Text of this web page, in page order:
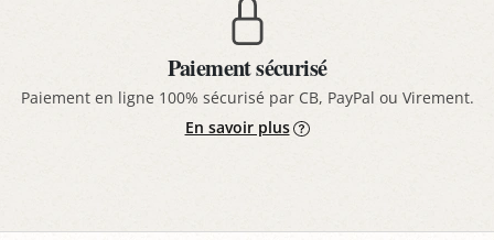
Paiement sécurisé
Paiement en ligne 100% sécurisé par CB, PayPal ou Virement.
En savoir plus